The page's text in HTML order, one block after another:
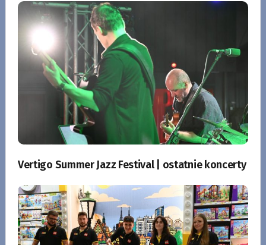
Vertigo Summer Jazz Festival | ostatnie koncerty